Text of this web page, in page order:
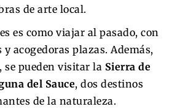
de arte local.
es como viajar al pasado, con
acogedoras plazas. Además,
se pueden visitar la Sierra de
del Sauce, dos destinos
de la naturaleza.